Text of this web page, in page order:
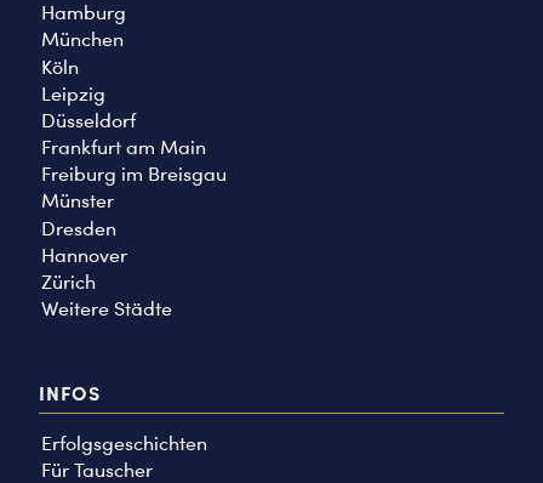
Hamburg
München
Köln
Leipzig
Düsseldorf
Frankfurt am Main
Freiburg im Breisgau
Münster
Dresden
Hannover
Zürich
Weitere Städte
INFOS
Erfolgsgeschichten
Für Tauscher